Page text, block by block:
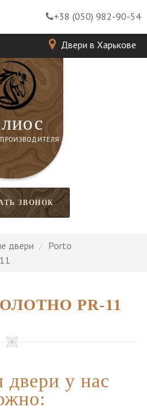
Двери в Харькове
ЗВОНОК
двери
Porto
PR-11
двери у нас
+38 (050) 982-90-54